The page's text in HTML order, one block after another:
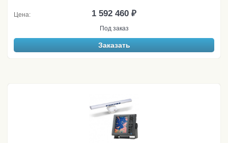
Цена: 1 592 460 ₽
Под заказ
Заказать